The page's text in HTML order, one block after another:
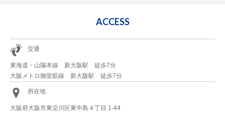
ACCESS
交通
東海道・山陽本線 新大阪駅 徒歩7分
大阪メトロ御堂筋線 新大阪駅 徒歩7分
所在地
大阪府大阪市東淀川区東中島４丁目 1-44